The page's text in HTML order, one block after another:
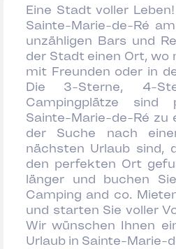
Eine Stadt voller
Sainte-Marie-de-Ré
unzähligen Bars und
der Stadt einen Ort, wo
mit Freunden oder in
Die 3-Sterne, 4-
Campingplätze
Sainte-Marie-de-Ré zu
der Suche nach
nächsten Urlaub sind,
den perfekten Ort
länger und buchen
Camping and co.
und starten Sie voller
Wir wünschen Ihnen
Urlaub in Sainte-Marie-